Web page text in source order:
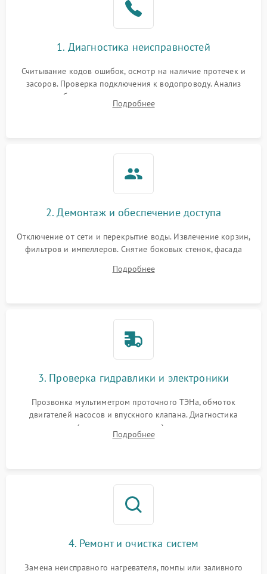
1. Диагностика неисправностей
Считывание кодов ошибок, осмотр на наличие протечек и
засоров. Проверка подключения к водопроводу. Анализ
жалоб на отсутствие слива, нагрева, вращения
разбрызгивателей или срабатывание системы защиты
Подробнее
2. Демонтаж и обеспечение доступа
Отключение от сети и перекрытие воды. Извлечение корзин,
фильтров и импеллеров. Снятие боковых стенок, фасада
циркуляционному насосу, ТЭНу и сливной помпе.
Подробнее
3. Проверка гидравлики и электроники
Прозвонка мультиметром проточного ТЭНа, обмоток
двигателей насосов и впускного клапана. Диагностика
прессостата (датчика уровня воды), датчика мутности,
концевика дверцы и электронного модуля управления.
Подробнее
4. Ремонт и очистка систем
Замена неисправного нагревателя, помпы или заливного